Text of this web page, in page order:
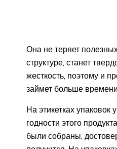
Она не теряет
структуре, станет
жесткость, поэтому и
займет больше
На этикетках упаковок
годности этого
были собраны,